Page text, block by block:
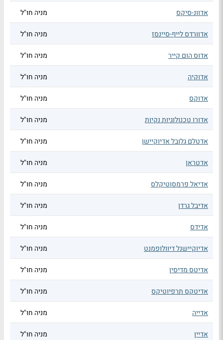
אדוונ-סיקס מניה חו"ל
אדוורדס לייף-סיינסז מניה חו"ל
אדוס הום קייר מניה חו"ל
אדוקיה מניה חו"ל
אדוקס מניה חו"ל
אדורו טכנולוגיות נקיות מניה חו"ל
אדטלם גלובל אדיוקיישן מניה חו"ל
אדטראן מניה חו"ל
אדיאל פרמסוטיקלס מניה חו"ל
אדיבל גרדן מניה חו"ל
אדידס מניה חו"ל
אדיוקיישנל דיוולופמנט מניה חו"ל
אדיטס מדיסין מניה חו"ל
אדיטקס תרפיוטיקס מניה חו"ל
אדייה מניה חו"ל
אדיין מניה חו"ל